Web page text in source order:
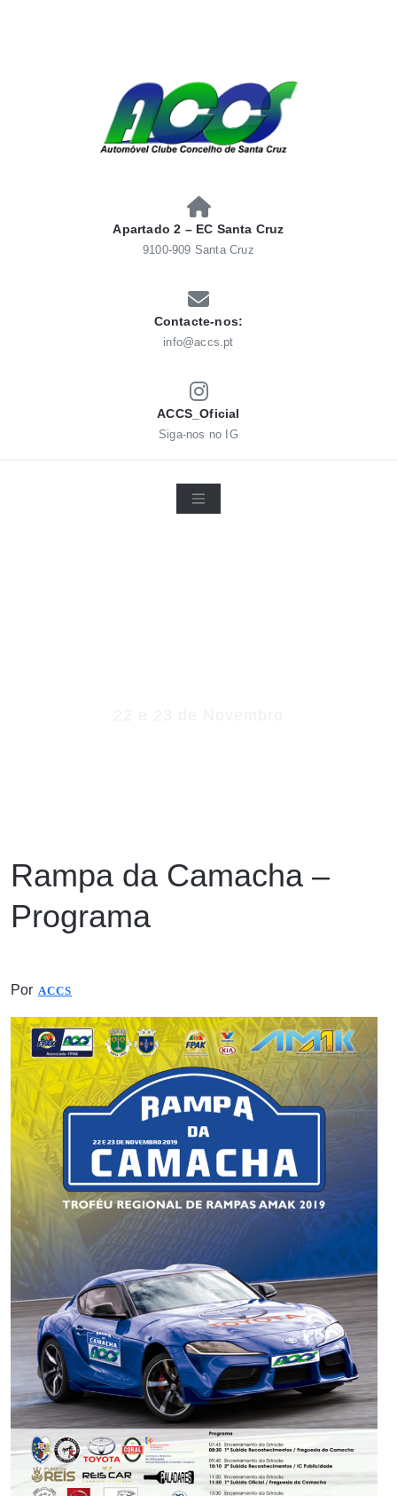
CONCELHO SANTACRUZ
Apartado 2 – EC Santa Cruz
9100-909 Santa Cruz
Contacte-nos:
info@accs.pt
ACCS_Oficial
Siga-nos no IG
Rampa da Camacha –
Programa
Por ACCS